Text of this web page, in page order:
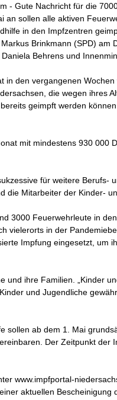
- Gute Nachricht für die
an sollen alle aktiven
in den Impfzentren
Brinkmann (SPD) am
Behrens und
in den vergangenen
die wegen ihres
geimpft werden
mit mindestens 930 000
für weitere Berufs-
die Mitarbeiter der Kinder-
3000 Feuerwehrleute in
vielerorts in der
Impfung eingesetzt, um
ihre Familien. „Kinder
und Jugendliche
ab dem 1. Mai
Der Zeitpunkt der
www.impfportal-
aktuellen Bescheinigung